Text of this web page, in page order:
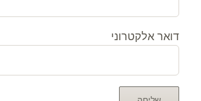
דואר אלקטרוני